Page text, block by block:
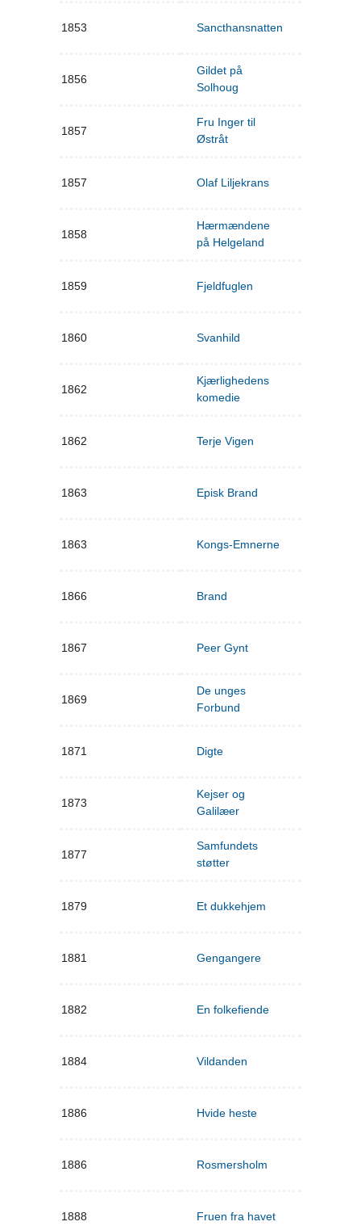
1853 Sancthansnatten
1856
Gildet på
Solhoug
1857
Fru Inger til
Østråt
1857 Olaf Liljekrans
1858
Hærmændene
på Helgeland
1859 Fjeldfuglen
1860 Svanhild
1862
Kjærlighedens
komedie
1862 Terje Vigen
1863 Episk Brand
1863 Kongs-Emnerne
1866 Brand
1867 Peer Gynt
1869
De unges
Forbund
1871 Digte
1873
Kejser og
Galilæer
1877
Samfundets
støtter
1879 Et dukkehjem
1881 Gengangere
1882 En folkefiende
1884 Vildanden
1886 Hvide heste
1886 Rosmersholm
1888 Fruen fra havet